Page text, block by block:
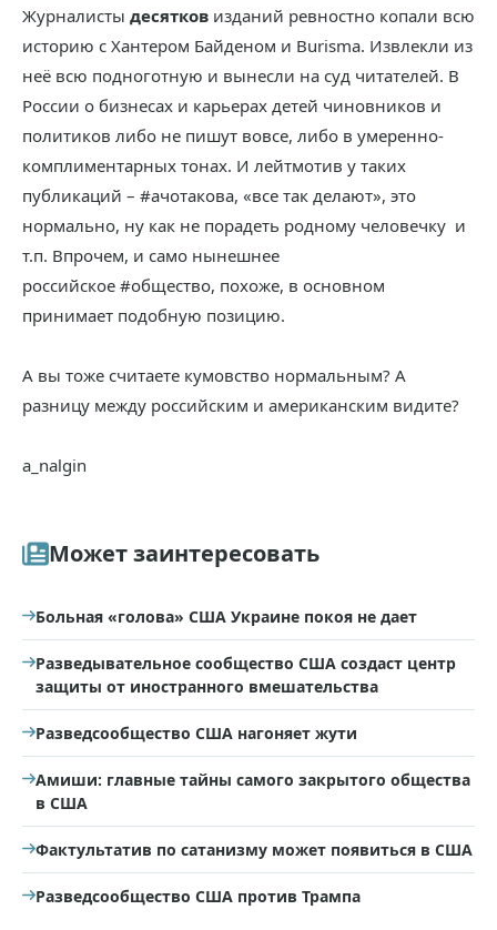
Журналисты десятков изданий ревностно копали всю
историю с Хантером Байденом и Burisma. Извлекли из
неё всю подноготную и вынесли на суд читателей. В
России о бизнесах и карьерах детей чиновников и
политиков либо не пишут вовсе, либо в умеренно-
комплиментарных тонах. И лейтмотив у таких
публикаций – #ачотакова, «все так делают», это
нормально, ну как не порадеть родному человечку и
т.п. Впрочем, и само нынешнее
российское #общество, похоже, в основном
принимает подобную позицию.
А вы тоже считаете кумовство нормальным? А
разницу между российским и американским видите?
a_nalgin
Может заинтересовать
Больная «голова» США Украине покоя не дает
Разведывательное сообщество США создаст центр
защиты от иностранного вмешательства
Разведсообщество США нагоняет жути
Амиши: главные тайны самого закрытого общества
в США
Фактультатив по сатанизму может появиться в США
Разведсообщество США против Трампа